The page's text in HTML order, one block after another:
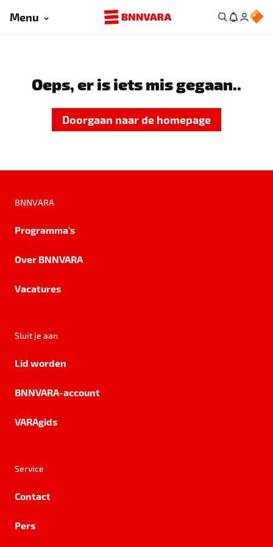
Menu
Oeps, er is iets mis gegaan..
Doorgaan naar de homepage
BNNVARA
Programma's
Over BNNVARA
Vacatures
Sluit je aan
Lid worden
BNNVARA-account
VARAgids
Service
Contact
Pers